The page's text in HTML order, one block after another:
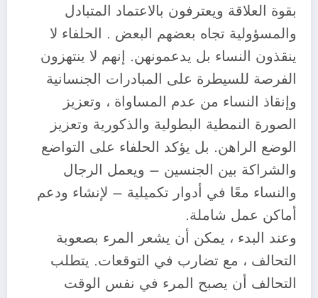
بقوة العلاقة ويعترفون بالاعتماد المتبادل
والمسؤولية تجاه بعضهم البعض . الحلفاء لا
ينقذون النساء بل يدعمونهن. إنهم لا ينتهزون
الفرصة للسيطرة على المبادرات الجنسانية
وإنقاذ النساء من عدم المساواة ، وتعزيز
الصورة النمطية البطولية والذكورية وتعزيز
الوضع الراهن. بل يؤكد الحلفاء على التواضع
والشراكة بين الجنسين – ويعمل الرجال
والنساء معًا في أدوار تكميلية – لإنشاء ودعم
أماكن عمل شاملة.
وعند البدء ، يمكن أن يشعر المرء بصعوبة
التحالف ، مع تضارب في التوقعات. يتطلب
التحالف أن يصبح المرء في نفس الوقت